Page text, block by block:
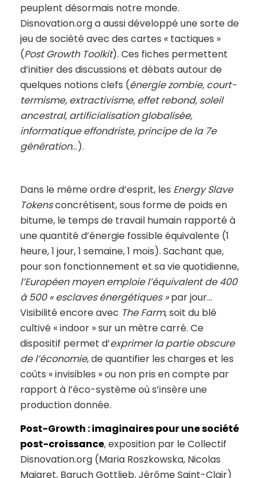
peuplent désormais notre monde.
Disnovation.org a aussi développé une sorte de
jeu de société avec des cartes « tactiques »
(Post Growth Toolkit). Ces fiches permettent
d’initier des discussions et débats autour de
quelques notions clefs (énergie zombie, court-
termisme, extractivisme, effet rebond, soleil
ancestral, artificialisation globalisée,
informatique effondriste, principe de la 7e
génération…).
Dans le même ordre d’esprit, les Energy Slave
Tokensconcrétisent, sous forme de poids en
bitume, le temps de travail humain rapporté à
une quantité d’énergie fossible équivalente (1
heure, 1 jour, 1 semaine, 1 mois). Sachant que,
pour son fonctionnement et sa vie quotidienne,
l’Européen moyen emploie l’équivalent de 400
à 500 « esclaves énergétiques »par jour…
Visibilité encore avec The Farm, soit du blé
cultivé « indoor » sur un mètre carré. Ce
dispositif permet d’exprimer la partie obscure
de l’économie, de quantifier les charges et les
coûts « invisibles » ou non pris en compte par
rapport à l’éco-système où s’insère une
production donnée.
Post-Growth : imaginaires pour une société
post-croissance, exposition par le Collectif
Disnovation.org (Maria Roszkowska, Nicolas
Maigret, Baruch Gottlieb, Jérôme Saint-Clair)